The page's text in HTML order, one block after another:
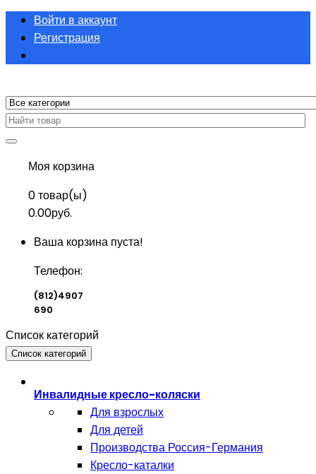
Войти в аккаунт
Регистрация
Моя корзина
0товар(ы)
0.00руб.
Ваша корзина пуста!
Телефон:
(812)4907
690
Список категорий
Список категорий
Инвалидные кресло-коляски
Для взрослых
Для детей
Производства Россия-Германия
Кресло-каталки